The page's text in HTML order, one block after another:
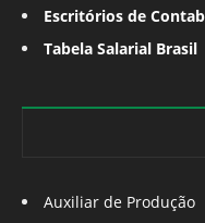
Escritórios de
Tabela Salarial Brasil
Auxiliar de Produção